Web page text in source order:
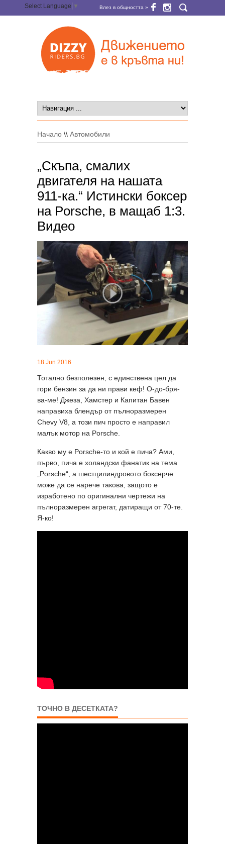
Select Language ▼ Влез в общността »
Начало \\ Автомобили
„Скъпа, смалих
двигателя на нашата
911-ка.“ Истински боксер
на Porsche, в мащаб 1:3.
Видео
18 Jun 2016
Тотално безполезен, с единствена цел да
гори бензин за да ни прави кеф! О-до-бря-
ва-ме! Джеза, Хамстер и Капитан Бавен
направиха блендър от пълноразмерен
Chevy V8, а този пич просто е направил
малък мотор на Porsche.
Какво му е Porsche-то и кой е пича? Ами,
първо, пича е холандски фанатик на тема
„Porsche“, a шестцилиндровото боксерче
може да се нарече такова, защото е
изработено по оригинални чертежи на
пълноразмерен агрегат, датиращи от 70-те.
Я-ко!
ТОЧНО В ДЕСЕТКАТА?